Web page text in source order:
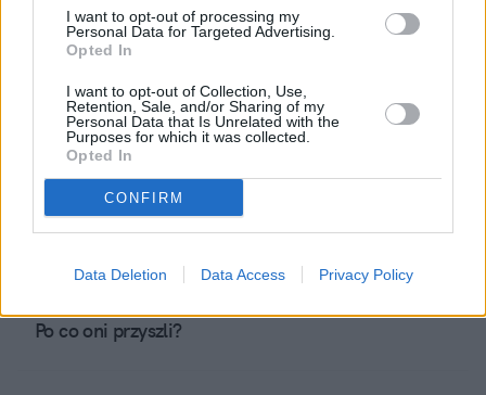
I want to opt-out of processing my
Personal Data for Targeted Advertising.
Opted In
I want to opt-out of Collection, Use,
Retention, Sale, and/or Sharing of my
Personal Data that Is Unrelated with the
Purposes for which it was collected.
Opted In
CONFIRM
Data Deletion Data Access Privacy Policy
Przepraszam
Zły duch?
Hola, hola, nie tak szybko.
Po co oni przyszli?